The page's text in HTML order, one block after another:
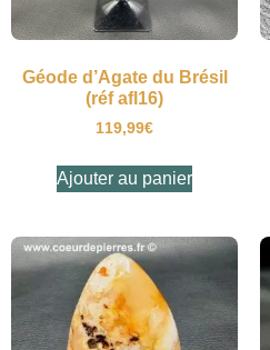
Géode d’Agate du Brésil
(réf afl16)
119,99€
Ajouter au panier